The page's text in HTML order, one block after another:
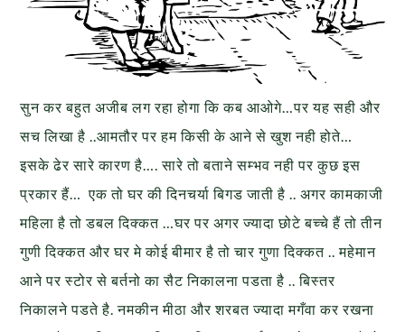
सुन कर बहुत अजीब लग रहा होगा कि कब आओगे…पर यह सही और
सच लिखा है ..आमतौर पर हम किसी के आने से खुश नही होते…
इसके ढेर सारे कारण है…. सारे तो बताने सम्भव नही पर कुछ इस
प्रकार हैं… एक तो घर की दिनचर्या बिगड जाती है .. अगर कामकाजी
महिला है तो डबल दिक्कत …घर पर अगर ज्यादा छोटे बच्चे हैं तो तीन
गुणी दिक्कत और घर मे कोई बीमार है तो चार गुणा दिक्कत .. महेमान
आने पर स्टोर से बर्तनो का सैट निकालना पडता है .. बिस्तर
निकालने पडते है. नमकीन मीठा और शरबत ज्यादा मगँवा कर रखना